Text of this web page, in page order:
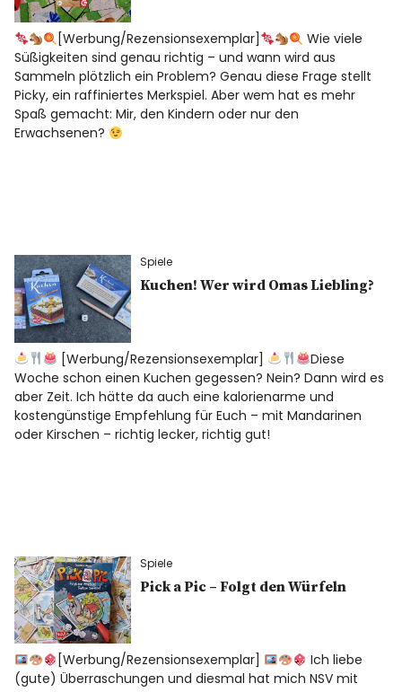
[Werbung/Rezensionsexemplar]
Wie viele
Süßigkeiten sind genau richtig – und wann wird aus
Sammeln plötzlich ein Problem? Genau diese Frage stellt
Picky, ein raffiniertes Merkspiel. Aber wem hat es mehr
Spaß gemacht: Mir, den Kindern oder nur den
Erwachsenen?
Spiele
Kuchen! Wer wird Omas Liebling?
[Werbung/Rezensionsexemplar]
Diese
Woche schon einen Kuchen gegessen? Nein? Dann wird es
aber Zeit. Ich hätte da auch eine kalorienarme und
kostengünstige Empfehlung für Euch – mit Mandarinen
oder Kirschen – richtig lecker, richtig gut!
Spiele
Pick a Pic – Folgt den Würfeln
[Werbung/Rezensionsexemplar]
Ich liebe
(gute) Überraschungen und diesmal hat mich NSV mit